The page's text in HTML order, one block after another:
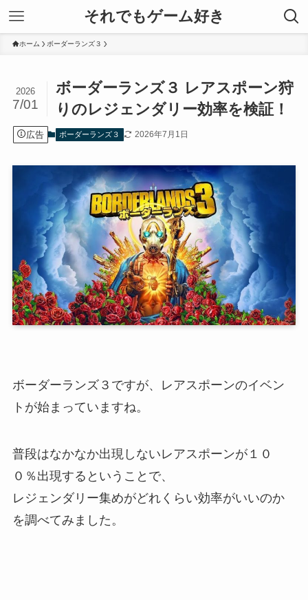
それでもゲーム好き
ホーム ボーダーランズ３
ボーダーランズ３ レアスポーン狩
りのレジェンダリー効率を検証！
2026
7/01
広告 ボーダーランズ３ 2026年7月1日
ボーダーランズ３ですが、レアスポーンのイベン
トが始まっていますね。
普段はなかなか出現しないレアスポーンが１０
０％出現するということで、
レジェンダリー集めがどれくらい効率がいいのか
を調べてみました。